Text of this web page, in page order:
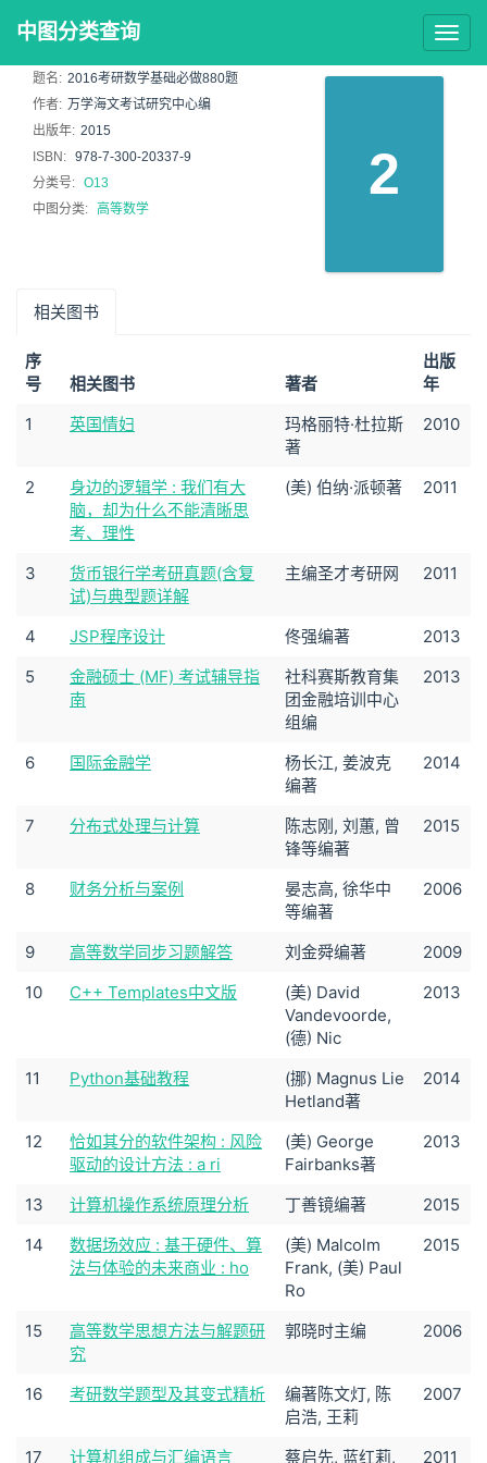
中图分类查询
2
题名: 2016考研数学基础必做880题
作者: 万学海文考试研究中心编
出版年: 2015
ISBN: 978-7-300-20337-9
分类号: O13
中图分类:
高等数学
相关图书
序
号
相关图书 著者
出版
年
1
英国情妇
玛格丽特·杜拉斯
著
2010
2
身边的逻辑学 : 我们有大
脑，却为什么不能清晰思
考、理性
(美) 伯纳·派顿著 2011
3
货币银行学考研真题(含复
试)与典型题详解
主编圣才考研网 2011
4 JSP程序设计 佟强编著
2013
5
金融硕士 (MF) 考试辅导指
南
社科赛斯教育集
团金融培训中心
组编
2013
6 国际金融学
杨长江, 姜波克
编著
2014
7 分布式处理与计算
陈志刚, 刘蕙, 曾
锋等编著
2015
8 财务分析与案例
晏志高, 徐华中
等编著
2006
9 高等数学同步习题解答 刘金舜编著
2009
10
C++ Templates中文版
(美) David
Vandevoorde,
(德) Nic
2013
11 Python基础教程
(挪) Magnus Lie
Hetland著
2014
12
恰如其分的软件架构 : 风险
驱动的设计方法 : a ri
(美) George
Fairbanks著
2013
13 计算机操作系统原理分析 丁善镜编著
2015
14
数据场效应 : 基于硬件、算
法与体验的未来商业 : ho
(美) Malcolm
Frank, (美) Paul
Ro
2015
15
高等数学思想方法与解题研
究
郭晓时主编 2006
16 考研数学题型及其变式精析
编著陈文灯, 陈
启浩, 王莉
2007
17 计算机组成与汇编语言 蔡启先, 蓝红莉, 2011